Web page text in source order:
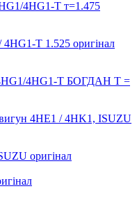
4HG1-T т=1.475
T 1.525 оригінал
4HG1-T БОГДАН Т =
4HE1 / 4HK1, ISUZU
оригінал